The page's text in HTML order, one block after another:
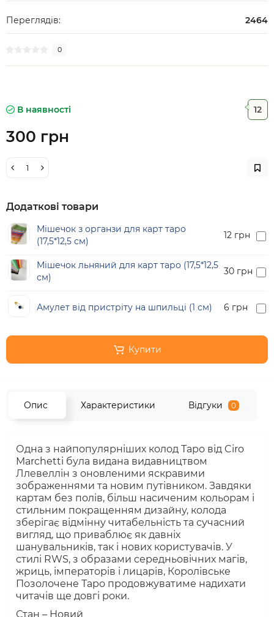
Переглядів: 2464
0
В наявності 12
300 грн
Додаткові товари
Мішечок з органзи для карт таро
(17,5*12,5 см)
12 грн
Мішечок льняний для карт таро (17,5*12,5
см)
30 грн
Амулет від пристріту на шпильці (1 см) 6 грн
Купити
Опис Характеристики Відгуки 0
Одна з найпопулярніших колод Таро від Ciro
Marchetti була видана видавництвом
Ллевеллін з оновленими яскравими
зображеннями та новим путівником. Завдяки
картам без полів, більш насиченим кольорам і
стильним покращенням дизайну, колода
зберігає відмінну читабельність та сучасний
вигляд, що приваблює як давніх
шанувальників, так і нових користувачів. У
стилі RWS, з образами середньовічних магів,
жриць, імператорів і лицарів, Королівське
Позолочене Таро продовжуватиме надихати
читачів ще довгі роки.
Стан – Новий